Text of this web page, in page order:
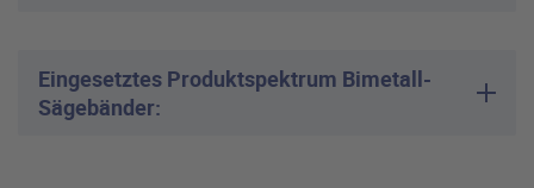
Eingesetztes Produktspektrum Bimetall-
Sägebänder: